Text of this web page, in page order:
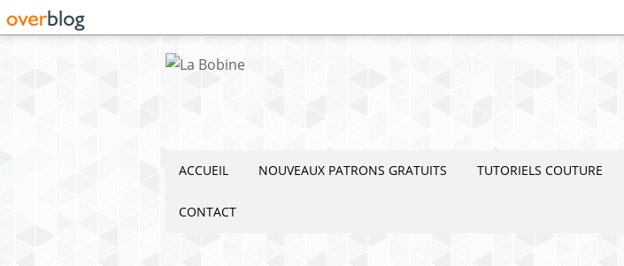
ACCUEIL NOUVEAUX PATRONS GRATUITS TUTORIELS COUTURE
CONTACT